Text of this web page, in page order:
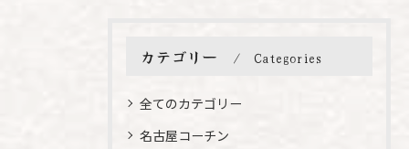
カテゴリー Categories
全てのカテゴリー
名古屋コーチン